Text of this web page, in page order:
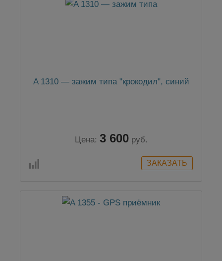
A 1310 — зажим типа "крокодил", синий
Цена: 3 600 руб.